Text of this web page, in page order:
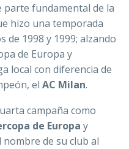
parte fundamental de la
hizo una temporada
de 1998 y 1999; alzando
de Europa y
local con diferencia de
el AC Milan.
campaña como
de Europa y
de su club al